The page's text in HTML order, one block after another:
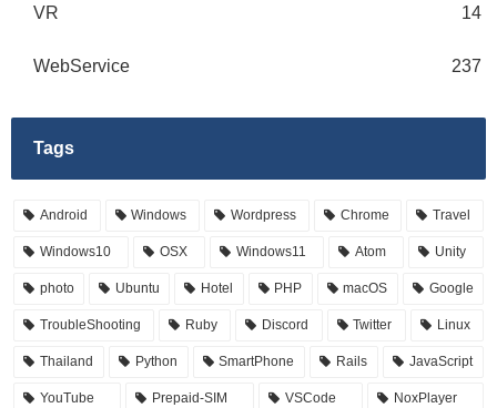
VR 14
WebService 237
Tags
Android Windows Wordpress Chrome Travel
Windows10 OSX Windows11 Atom Unity
photo Ubuntu Hotel PHP macOS Google
TroubleShooting Ruby Discord Twitter Linux
Thailand Python SmartPhone Rails JavaScript
YouTube Prepaid-SIM VSCode NoxPlayer